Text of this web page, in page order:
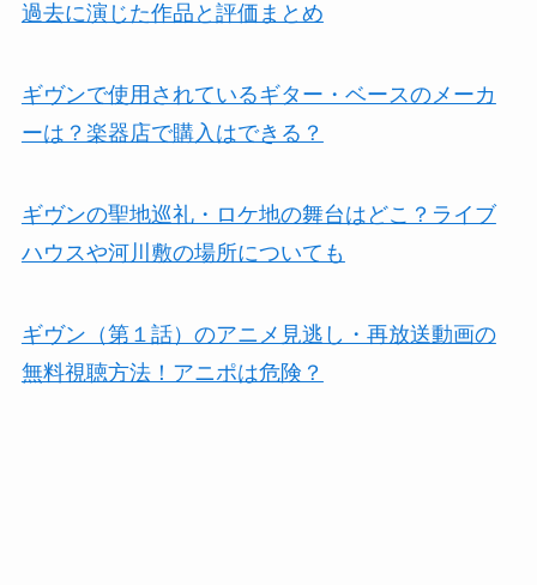
過去に演じた作品と評価まとめ
ギヴンで使用されているギター・ベースのメーカ
ーは？楽器店で購入はできる？
ギヴンの聖地巡礼・ロケ地の舞台はどこ？ライブ
ハウスや河川敷の場所についても
ギヴン（第１話）のアニメ見逃し・再放送動画の
無料視聴方法！アニポは危険？